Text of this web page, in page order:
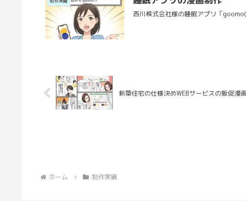
西川株式会社様の睡眠アプリ「
新築住宅の仕様決めWEBサービスの販促漫画
ホーム 制作実績